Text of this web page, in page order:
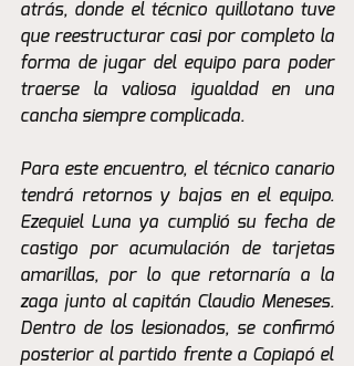
atrás, donde el técnico quillotano tuve
que reestructurar casi por completo la
forma de jugar del equipo para poder
traerse la valiosa igualdad en una
cancha siempre complicada.
Para este encuentro, el técnico canario
tendrá retornos y bajas en el equipo.
Ezequiel Luna ya cumplió su fecha de
castigo por acumulación de tarjetas
amarillas, por lo que retornaría a la
zaga junto al capitán Claudio Meneses.
Dentro de los lesionados, se confirmó
posterior al partido frente a Copiapó el